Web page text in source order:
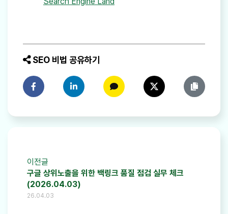
SEO 비법 공유하기
페이스북에 공유하기링크드인에 공유하기카카오톡에 공유하기트위터에 공유하기링크 복사
이전글
구글 상위노출을 위한 백링크 품질 점검 실무 체크
(2026.04.03)
26.04.03